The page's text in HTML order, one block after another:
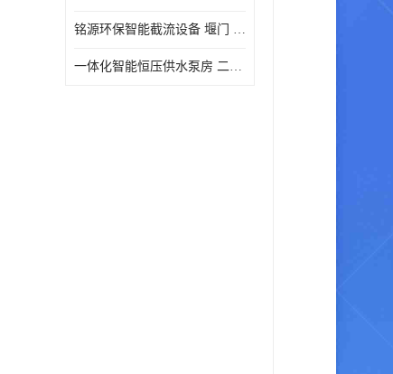
铭源环保智能截流设备 堰门 铸铁调节闸门作用 源头商家 可定制
一体化智能恒压供水泵房 二次加压供水设备户外智慧泵房